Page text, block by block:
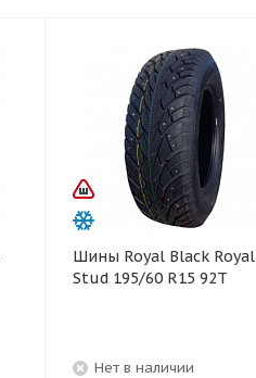
Шины Royal Black Royal
Stud 195/60 R15 92T
Нет в наличии